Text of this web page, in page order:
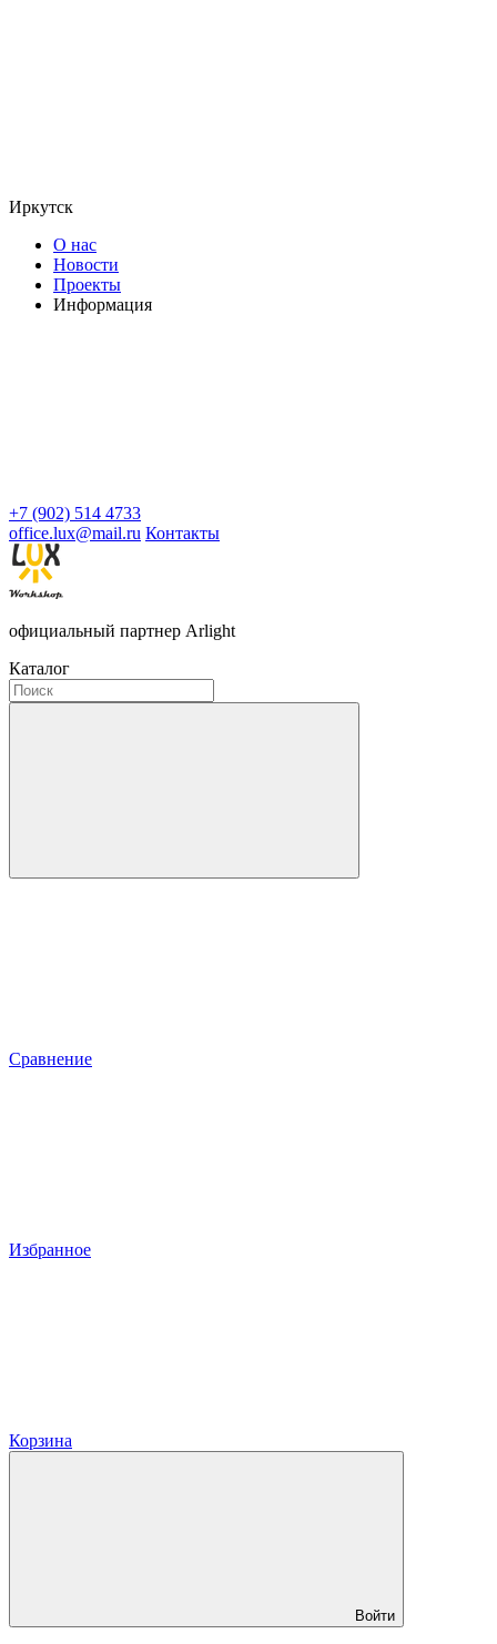
Иркутск
О нас
Новости
Проекты
Информация
+7 (902) 514 4733
office.lux@mail.ru Контакты
официальный партнер Arlight
Каталог
Сравнение
Избранное
Корзина
Войти